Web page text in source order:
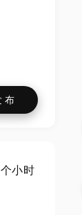
小时